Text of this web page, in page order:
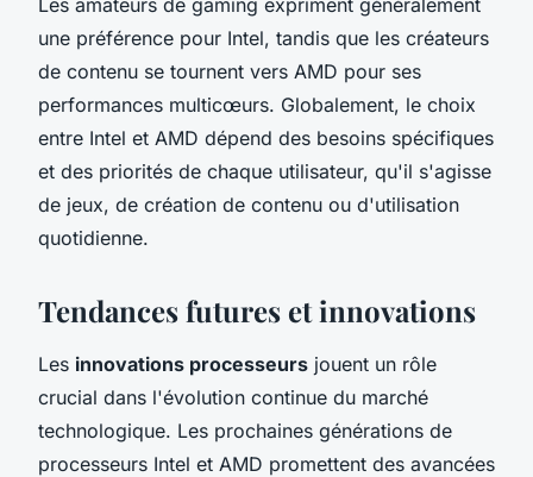
une préférence pour Intel, tandis que les créateurs
de contenu se tournent vers AMD pour ses
performances multicœurs. Globalement, le choix
entre Intel et AMD dépend des besoins spécifiques
et des priorités de chaque utilisateur, qu'il s'agisse
de jeux, de création de contenu ou d'utilisation
quotidienne.
Tendances futures et innovations
Les innovations processeurs jouent un rôle
crucial dans l'évolution continue du marché
technologique. Les prochaines générations de
processeurs Intel et AMD promettent des avancées